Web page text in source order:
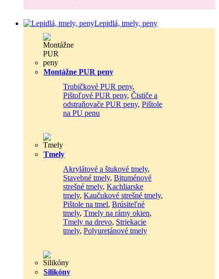
Lepidlá, tmely, peny
Montážne PUR peny
Trubičkové PUR peny,
Pištoľové PUR peny, Čističe a
odstraňovače PUR peny, Pištole
na PU penu
Tmely
Akrylátové a štukové tmely,
Stavebné tmely, Bituménové
strešné tmely, Kachliarske
tmely, Kaučukové strešné tmely,
Pištole na tmel, Brúsiteľné
tmely, Tmely na rámy okien,
Tmely na drevo, Striekacie
tmely, Polyuretánové tmely
Silikóny